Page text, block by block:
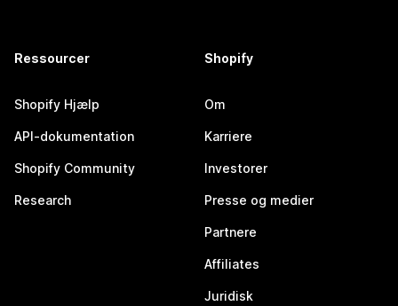
Ressourcer
Shopify Hjælp
API-dokumentation
Shopify Community
Research
Shopify
Om
Karriere
Investorer
Presse og medier
Partnere
Affiliates
Juridisk